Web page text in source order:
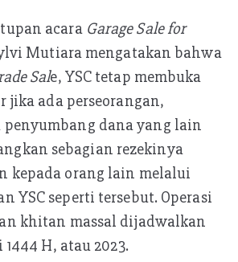
acara Garage Sale for
Mutiara mengatakan bahwa
Sale, YSC tetap membuka
jika ada perseorangan,
dana yang lain
sebagian rezekinya
kepada orang lain melalui
YSC seperti tersebut. Operasi
khitan massal dijadwalkan
H, atau 2023.